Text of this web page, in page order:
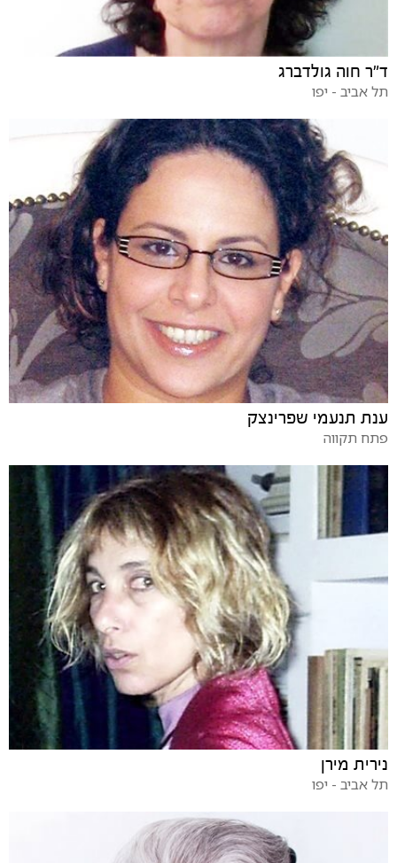
ד"ר חוה גולדברג
תל אביב - יפו
ענת תנעמי שפרינצק
פתח תקווה
נירית מירן
תל אביב - יפו